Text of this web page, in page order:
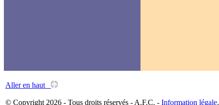
Aller en haut
© Copyright 2026 - Tous droits réservés - A.F.C. - Information légale.